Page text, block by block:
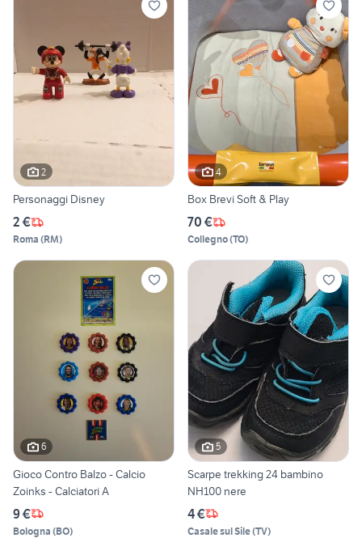
2
Personaggi Disney
2 €
Roma (RM)
4
Box Brevi Soft & Play
70 €
Collegno(TO)
6
Gioco Contro Balzo - Calcio
Zoinks - Calciatori A
9 €
Bologna (BO)
5
Scarpe trekking 24 bambino
NH100 nere
4 €
Casale sul Sile(TV)